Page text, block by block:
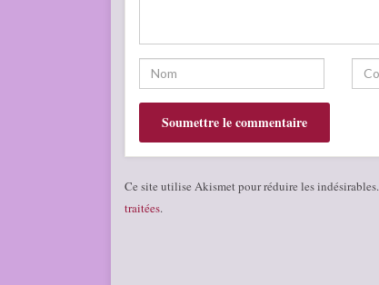
Ce site utilise Akismet pour réduire les indésirables.
traitées.